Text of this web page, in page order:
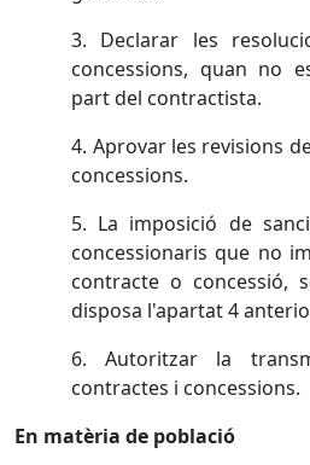
3. Declarar les
concessions, quan no
part del contractista.
4. Aprovar les revisions
concessions.
5. La imposició de
concessionaris que no
contracte o concessió,
disposa l'apartat 4
6. Autoritzar la
contractes i concessions.
En matèria de població